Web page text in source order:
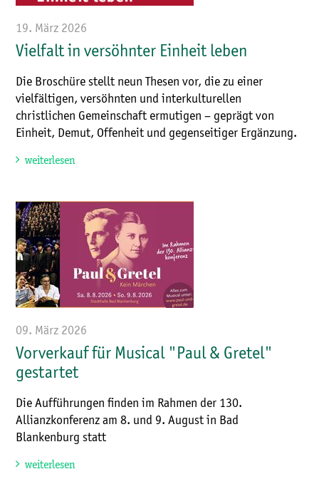
19. März 2026
Vielfalt in versöhnter Einheit leben
Die Broschüre stellt neun Thesen vor, die zu einer
vielfältigen, versöhnten und interkulturellen
christlichen Gemeinschaft ermutigen – geprägt von
Einheit, Demut, Offenheit und gegenseitiger Ergänzung.
weiterlesen
09. März 2026
Vorverkauf für Musical "Paul & Gretel"
gestartet
Die Aufführungen finden im Rahmen der 130.
Allianzkonferenz am 8. und 9. August in Bad
Blankenburg statt
weiterlesen